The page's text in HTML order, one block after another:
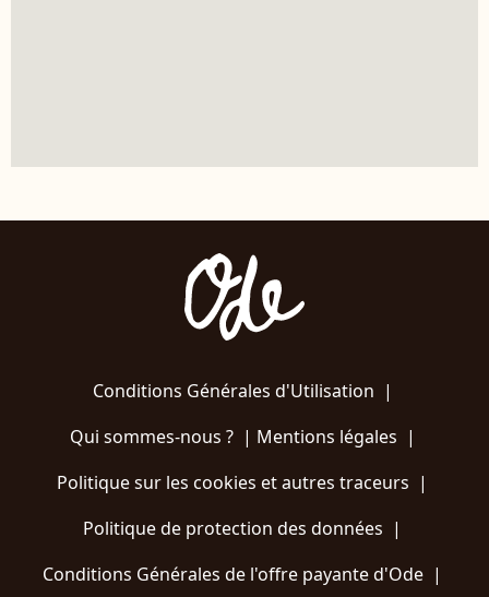
Conditions Générales d'Utilisation |
Qui sommes-nous ?| Mentions légales |
Politique sur les cookies et autres traceurs |
Politique de protection des données |
Conditions Générales de l'offre payante d'Ode |